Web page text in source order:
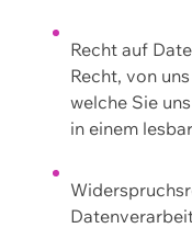
Recht auf
Recht, von
welche Sie
in einem